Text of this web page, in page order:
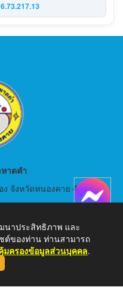
าดคำ
ง จังหวัดหนองคาย 43000
นาประสิทธิภาพ และ
ต์ของท่าน ท่านสามารถ
มครองข้อมูลส่วนบุคคล.